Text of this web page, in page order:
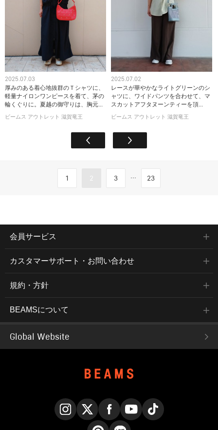
2025.07.03
厚みのある着心地抜群のＴシャツに、
軽量ナイロンワンピースを着て、茅の
輪くぐりに。夏越の御守りは、胸元...
ビームス アウトレット 滋賀竜王
2025.07.02
レースが華やかなライトグリーンのシ
ャツに、ワイドパンツを合わせて、マ
スカットアフタヌーンティーを頂...
ビームス アウトレット 滋賀竜王
1 2 3 ... 23
会員サービス
カスタマーサポート・お問い合わせ
規約・方針
BEAMSについて
Global Website